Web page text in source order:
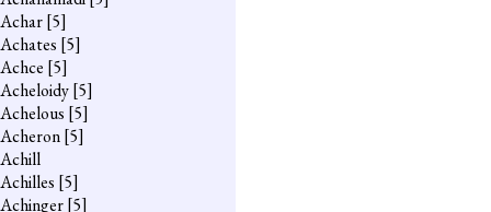
Achar[5]
Achates [5]
Achce [5]
Acheloidy[5]
Achelous [5]
Acheron[5]
Achill
Achilles [5]
Achinger[5]